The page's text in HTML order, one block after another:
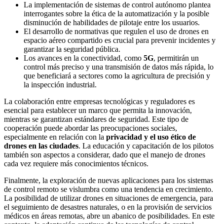
La implementación de sistemas de control autónomo plantea
interrogantes sobre la ética de la automatización y la posible
disminución de habilidades de pilotaje entre los usuarios.
El desarrollo de normativas que regulen el uso de drones en
espacio aéreo compartido es crucial para prevenir incidentes y
garantizar la seguridad pública.
Los avances en la conectividad, como 5G, permitirán un
control más preciso y una transmisión de datos más rápida, lo
que beneficiará a sectores como la agricultura de precisión y
la inspección industrial.
La colaboración entre empresas tecnológicas y reguladores es
esencial para establecer un marco que permita la innovación,
mientras se garantizan estándares de seguridad. Este tipo de
cooperación puede abordar las preocupaciones sociales,
especialmente en relación con la privacidad y el uso ético de
drones en las ciudades. La educación y capacitación de los pilotos
también son aspectos a considerar, dado que el manejo de drones
cada vez requiere más conocimientos técnicos.
Finalmente, la exploración de nuevas aplicaciones para los sistemas
de control remoto se vislumbra como una tendencia en crecimiento.
La posibilidad de utilizar drones en situaciones de emergencia, para
el seguimiento de desastres naturales, o en la provisión de servicios
médicos en áreas remotas, abre un abanico de posibilidades. En este